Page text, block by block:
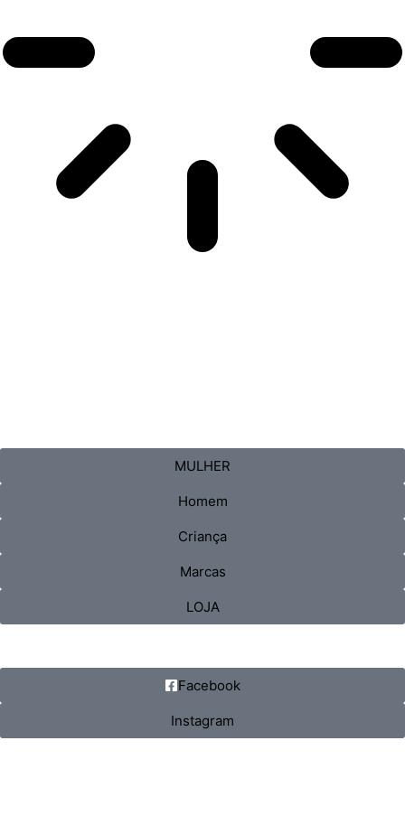
MULHER
Homem
Criança
Marcas
LOJA
Facebook
Instagram